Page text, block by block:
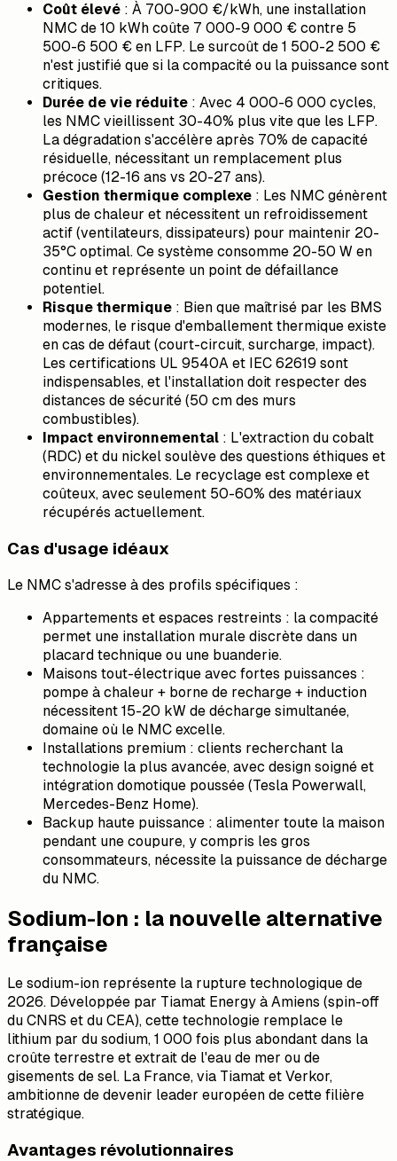
Coût élevé : À 700-900 €/kWh, une installation
NMC de 10 kWh coûte 7 000-9 000 € contre 5
500-6 500 € en LFP. Le surcoût de 1 500-2 500 €
n'est justifié que si la compacité ou la puissance sont
critiques.
Durée de vie réduite : Avec 4 000-6 000 cycles,
les NMC vieillissent 30-40% plus vite que les LFP.
La dégradation s'accélère après 70% de capacité
résiduelle, nécessitant un remplacement plus
précoce (12-16 ans vs 20-27 ans).
Gestion thermique complexe : Les NMC génèrent
plus de chaleur et nécessitent un refroidissement
actif (ventilateurs, dissipateurs) pour maintenir 20-
35°C optimal. Ce système consomme 20-50 W en
continu et représente un point de défaillance
potentiel.
Risque thermique : Bien que maîtrisé par les BMS
modernes, le risque d'emballement thermique existe
en cas de défaut (court-circuit, surcharge, impact).
Les certifications UL 9540A et IEC 62619 sont
indispensables, et l'installation doit respecter des
distances de sécurité (50 cm des murs
combustibles).
Impact environnemental : L'extraction du cobalt
(RDC) et du nickel soulève des questions éthiques et
environnementales. Le recyclage est complexe et
coûteux, avec seulement 50-60% des matériaux
récupérés actuellement.
Cas d'usage idéaux
Le NMC s'adresse à des profils spécifiques :
Appartements et espaces restreints : la compacité
permet une installation murale discrète dans un
placard technique ou une buanderie.
Maisons tout-électrique avec fortes puissances :
pompe à chaleur + borne de recharge + induction
nécessitent 15-20 kW de décharge simultanée,
domaine où le NMC excelle.
Installations premium : clients recherchant la
technologie la plus avancée, avec design soigné et
intégration domotique poussée (Tesla Powerwall,
Mercedes-Benz Home).
Backup haute puissance : alimenter toute la maison
pendant une coupure, y compris les gros
consommateurs, nécessite la puissance de décharge
du NMC.
Sodium-Ion : la nouvelle alternative
française
Le sodium-ion représente la rupture technologique de
2026. Développée par Tiamat Energy à Amiens (spin-off
du CNRS et du CEA), cette technologie remplace le
lithium par du sodium, 1 000 fois plus abondant dans la
croûte terrestre et extrait de l'eau de mer ou de
gisements de sel. La France, via Tiamat et Verkor,
ambitionne de devenir leader européen de cette filière
stratégique.
Avantages révolutionnaires